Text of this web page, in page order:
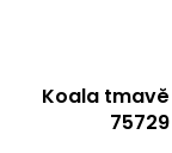
Koala
75729